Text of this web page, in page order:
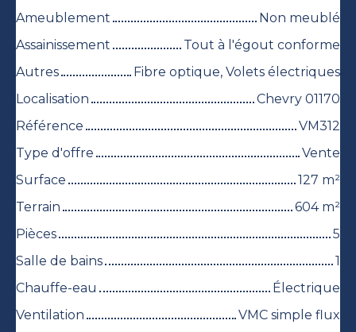
Ameublement
Non meublé
Assainissement
Tout à l'égout conforme
Autres
Fibre optique, Volets électriques
Localisation
Chevry 01170
Référence
VM312
Type d'offre
Vente
Surface
127 m²
Terrain
604 m²
Pièces
5
Salle de bains
1
Chauffe-eau
Électrique
Ventilation
VMC simple flux